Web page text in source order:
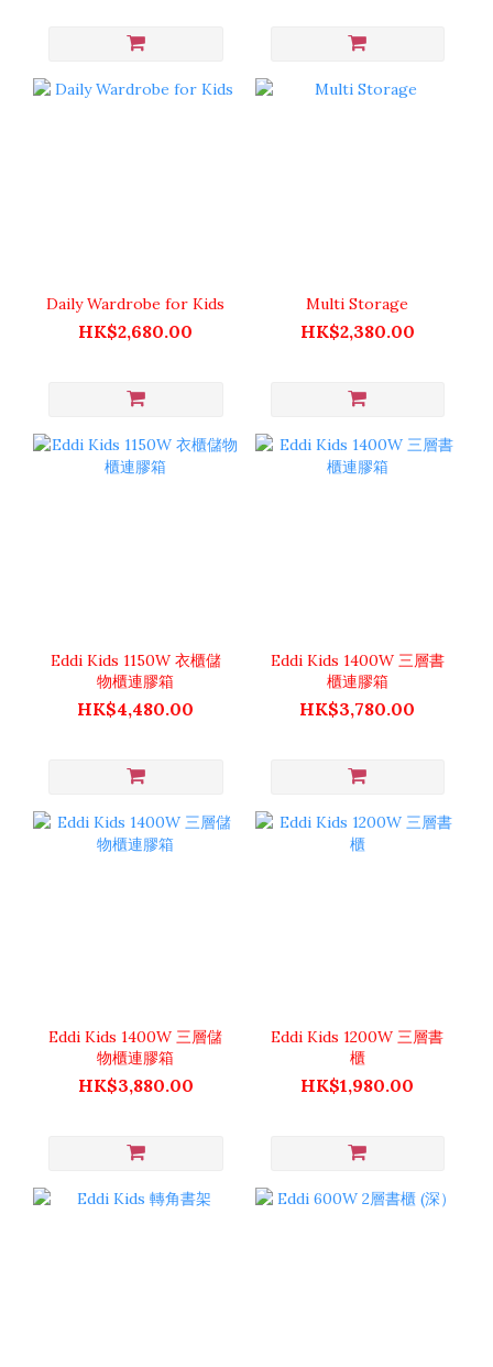
Daily Wardrobe for Kids
HK$2,680.00
Multi Storage
HK$2,380.00
Eddi Kids 1150W 衣櫃儲
物櫃連膠箱
HK$4,480.00
Eddi Kids 1400W 三層書
櫃連膠箱
HK$3,780.00
Eddi Kids 1400W 三層儲
物櫃連膠箱
HK$3,880.00
Eddi Kids 1200W 三層書
櫃
HK$1,980.00